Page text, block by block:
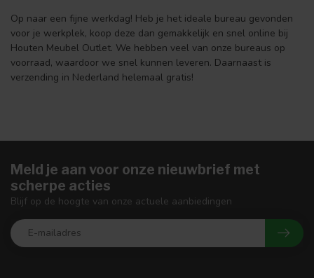
Op naar een fijne werkdag! Heb je het ideale bureau gevonden
voor je werkplek, koop deze dan gemakkelijk en snel online bij
Houten Meubel Outlet. We hebben veel van onze bureaus op
voorraad, waardoor we snel kunnen leveren. Daarnaast is
verzending in Nederland helemaal gratis!
Meld je aan voor onze nieuwbrief met
scherpe acties
Blijf op de hoogte van onze actuele aanbiedingen